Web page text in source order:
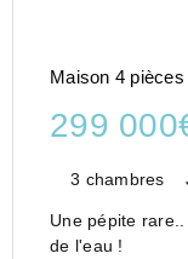
Maison 4
299
3 chambres
Une pépite
de l'eau !